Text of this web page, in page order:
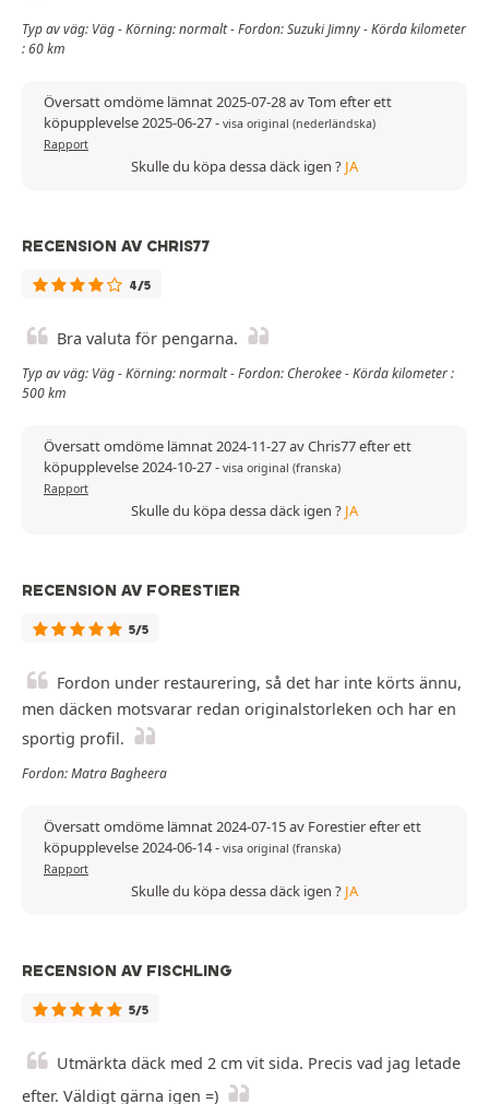
Typ av väg: Väg - Körning: normalt - Fordon: Suzuki Jimny - Körda kilometer
: 60 km
Översatt omdöme lämnat 2025-07-28 av Tom efter ett
köpupplevelse 2025-06-27- visa original (nederländska)
Rapport
Skulle du köpa dessa däck igen ? JA
RECENSION AV CHRIS77
4/5
Bra valuta för pengarna.
Typ av väg: Väg - Körning: normalt - Fordon: Cherokee - Körda kilometer :
500 km
Översatt omdöme lämnat 2024-11-27 av Chris77 efter ett
köpupplevelse 2024-10-27- visa original (franska)
Rapport
Skulle du köpa dessa däck igen ? JA
RECENSION AV FORESTIER
5/5
Fordon under restaurering, så det har inte körts ännu,
men däcken motsvarar redan originalstorleken och har en
sportig profil.
Fordon: Matra Bagheera
Översatt omdöme lämnat 2024-07-15 av Forestier efter ett
köpupplevelse 2024-06-14- visa original (franska)
Rapport
Skulle du köpa dessa däck igen ? JA
RECENSION AV FISCHLING
5/5
Utmärkta däck med 2 cm vit sida. Precis vad jag letade
efter. Väldigt gärna igen =)